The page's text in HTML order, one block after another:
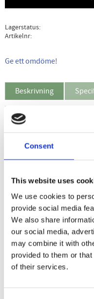
Consent
This website uses
We use cookies to
provide social media
We also share
our social media,
may combine it with
provided to them or
of their services.
Lagerstatus
Artikelnr
Ge ett omdöme!
Beskrivning
Dates Sour Cola 100 g
får du en mjuk
en frisk kick av cola.
Produkten är vegansk,
rundare upplevelse.
Dessa urkärnade dadlar
fungerar lika bra som
vill stilla sötsuget med